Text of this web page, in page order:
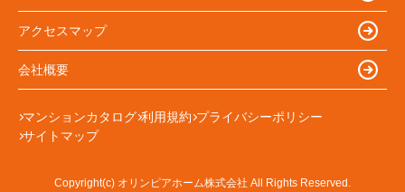
アクセスマップ
会社概要
マンションカタログ 利用規約 プライバシーポリシー
サイトマップ
Copyright(c) オリンピアホーム株式会社 All Rights Reserved.